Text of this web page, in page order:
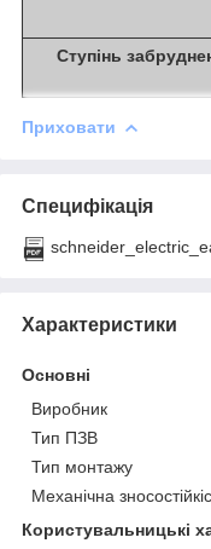
Ступінь
Приховати
Специфікація
Характеристики
Основні
Виробник
Тип ПЗВ
Тип монтажу
Механічна
Користувальницькі